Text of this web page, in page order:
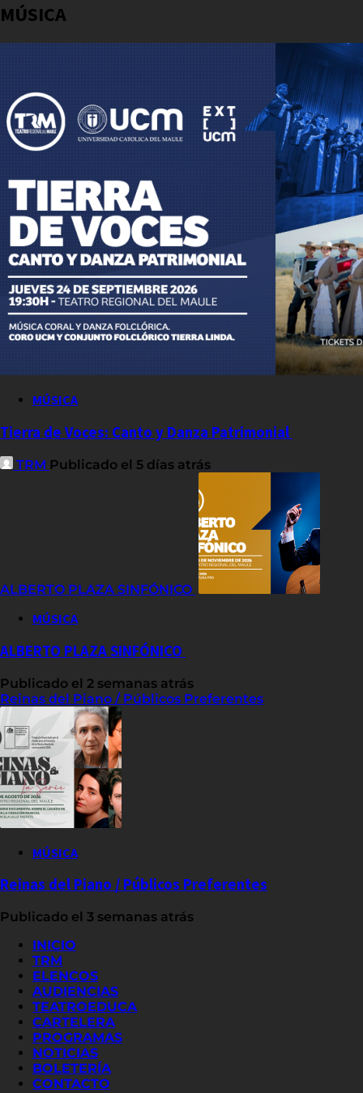
MÚSICA
MÚSICA
Tierra de Voces: Canto y Danza Patrimonial
TRM Publicado el 5 días atrás
ALBERTO PLAZA SINFÓNICO
MÚSICA
ALBERTO PLAZA SINFÓNICO
Publicado el 2 semanas atrás
Reinas del Piano / Públicos Preferentes
MÚSICA
Reinas del Piano / Públicos Preferentes
Publicado el 3 semanas atrás
INICIO
TRM
ELENCOS
AUDIENCIAS
TEATROEDUCA
CARTELERA
PROGRAMAS
NOTICIAS
BOLETERÍA
CONTACTO